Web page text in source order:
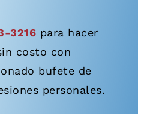
3216 para hacer
costo con
bufete de
personales.